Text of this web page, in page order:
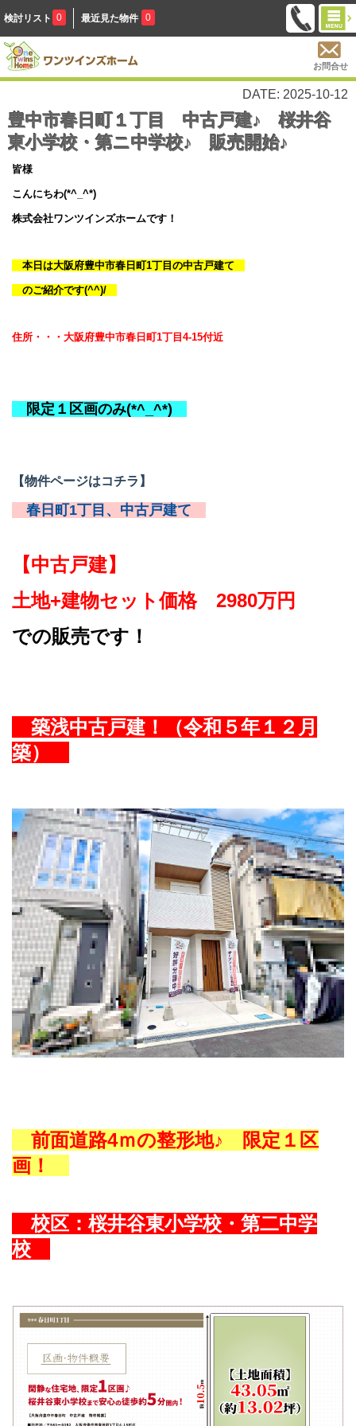
検討リスト 0 最近見た物件 0
お問合せ
DATE: 2025-10-12
豊中市春日町１丁目 中古戸建♪ 桜井谷
東小学校・第ニ中学校♪ 販売開始♪
皆様
こんにちわ(*^_^*)
株式会社ワンツインズホームです！
本日は大阪府豊中市春日町1丁目の中古戸建て
のご紹介です(^^)/
住所・・・ 大阪府豊中市春日町1丁目4-15付近
限定１区画のみ(*^_^*)
【物件ページはコチラ】
春日町1丁目、中古戸建て
【中古戸建】
土地+建物セット価格 2980万円
での販売です！
築浅中古戸建！（令和５年１２月
築）
前面道路4ｍの整形地♪ 限定１区
画！
校区： 桜井谷東小学校 ・ 第二中学
校